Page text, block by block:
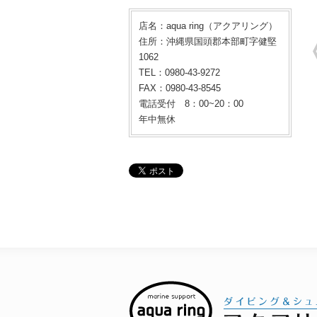
店名：aqua ring（アクアリング）
住所：沖縄県国頭郡本部町字健堅
1062
TEL：0980-43-9272
FAX：0980-43-8545
電話受付 8：00~20：00
年中無休